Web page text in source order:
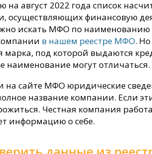
на август 2022 года список
осуществляющих финансовую
искать МФО по
в нашем реестре МФО.
марка, под которой выдаются
наименование могут отличаться.
на сайте МФО юридические
название компании. Если
Честная компания
информацию о себе.